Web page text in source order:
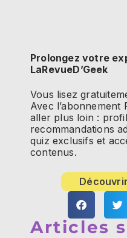
Prolongez votre
LaRevueD’Geek
Vous lisez
Avec
aller plus loin :
recommandations
quiz exclusifs et
contenus.
Articles